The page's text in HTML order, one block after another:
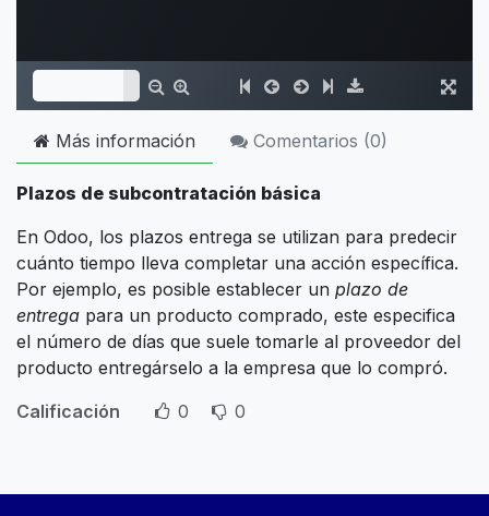
Más información Comentarios (0)
Plazos de subcontratación básica
En Odoo, los plazos entrega se utilizan para predecir
cuánto tiempo lleva completar una acción específica.
Por ejemplo, es posible establecer un plazo de
entrega para un producto comprado, este especifica
el número de días que suele tomarle al proveedor del
producto entregárselo a la empresa que lo compró.
Calificación
0 0